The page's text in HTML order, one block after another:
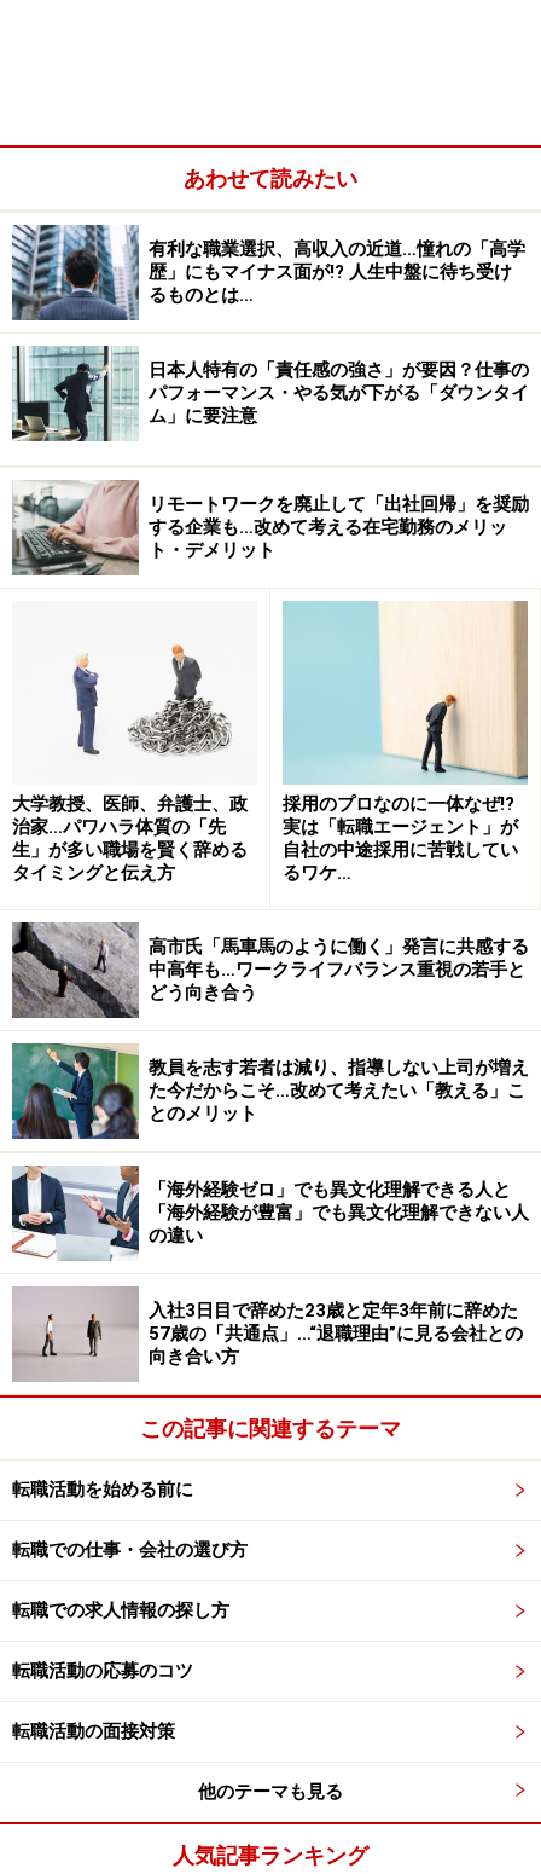
るのか
人気企業があるなら、その逆の不人気企業もあってしか
るべきだが、前者と後者の決定的な違いは、新しい求人
案件が出た際の応募者数である。人気企業には、多くの
応募者が集まる。主要メディアに求人広告を出したなら
ば、募集要件を満たした人から全くマッチしない人ま
で、大量の履歴書が送られてくる。
また、自分が応募できる求人案件がなくても応募したい
という人から、企業の採用ホームページのお問い合わせ
に一年を通して履歴書が送られてくるほどだ。人材紹介
会社の中にも人気企業の求人案件を扱いたいと考える会
社は多いため、人気企業には毎日のように営業コールが
寄せられる。人気者は辛いよ、というところだろうが、
件を見れば競争倍率が高いことは間違いない。
一方、人気企業だから他の企業と比べて特別に選考基準
を高くしようという考えを、当の人気企業が持っている
ことは少ない。応募者が多いため、当初設定していた選
考基準より高いレベルの経験や実績、能力のある応募者
が複数集まる可能性はあるが、人気企業の採用事情を知
る限り、そのような状況は稀である。応募者数が多いか
らといって、特別に優秀な人がたくさん応募してくるこ
とはなく、人気企業だからといって、選考基準が高まる
ことも滅多にないのである。
採用企業にとって大切なのは、求める経験やスキルを持
ち合わせているかを確認すること、応募者と企業の相性
がマッチするかを測ることであり、応募者多数という状
態に一喜一憂することはなく、むしろ冷静に適合するい
い人材を見極めようと対処しているのだ。
多数の応募者が押し寄せる人気企業と不人気企業の採用
で明らかに異なる状況はなにか。不人気企業は応募者数
も人気企業と比べると圧倒的に少ないが、それだけでな
く、求める経験や実績、スキルを持ち合わせた応募者
が、一人もいないということも起きうるのである。応募
者には即戦力として会社に貢献してもらう必要があるこ
とから、不人気企業だからといって選考基準そのものを
低く設定することはない。
つまり、人気企業であれば、選考基準を満たす応募者が
ある程度確保できることが多いが、不人気企業の場合、
募集期限を延長して、再募集をかけることになる。ここ
に人気企業と不人気企業の、採用事情の大きな違いがあ
もしあなたが転職活動において、経験や実績、修得した
スキルなどを活かせる適切な業界・職種を選択し、選考
あわせて読みたい
有利な職業選択、高収入の近道…憧れの「高学
歴」にもマイナス面が!? 人生中盤に待ち受け
るものとは…
日本人特有の「責任感の強さ」が要因？仕事の
パフォーマンス・やる気が下がる「ダウンタイ
ム」に要注意
リモートワークを廃止して「出社回帰」を奨励
する企業も…改めて考える在宅勤務のメリッ
ト・デメリット
大学教授、医師、弁護士、政
治家…パワハラ体質の「先
生」が多い職場を賢く辞める
タイミングと伝え方
採用のプロなのに一体なぜ!?
実は「転職エージェント」が
自社の中途採用に苦戦してい
るワケ…
高市氏「馬車馬のように働く」発言に共感する
中高年も…ワークライフバランス重視の若手と
どう向き合う
教員を志す若者は減り、指導しない上司が増え
た今だからこそ…改めて考えたい「教える」こ
とのメリット
「海外経験ゼロ」でも異文化理解できる人と
「海外経験が豊富」でも異文化理解できない人
の違い
入社3日目で辞めた23歳と定年3年前に辞めた
57歳の「共通点」…“退職理由”に見る会社との
向き合い方
この記事に関連するテーマ
転職活動を始める前に
転職での仕事・会社の選び方
転職での求人情報の探し方
転職活動の応募のコツ
転職活動の面接対策
他のテーマも見る
人気記事ランキング